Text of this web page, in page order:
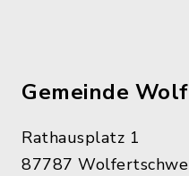
Gemeinde
Rathausplatz 1
87787